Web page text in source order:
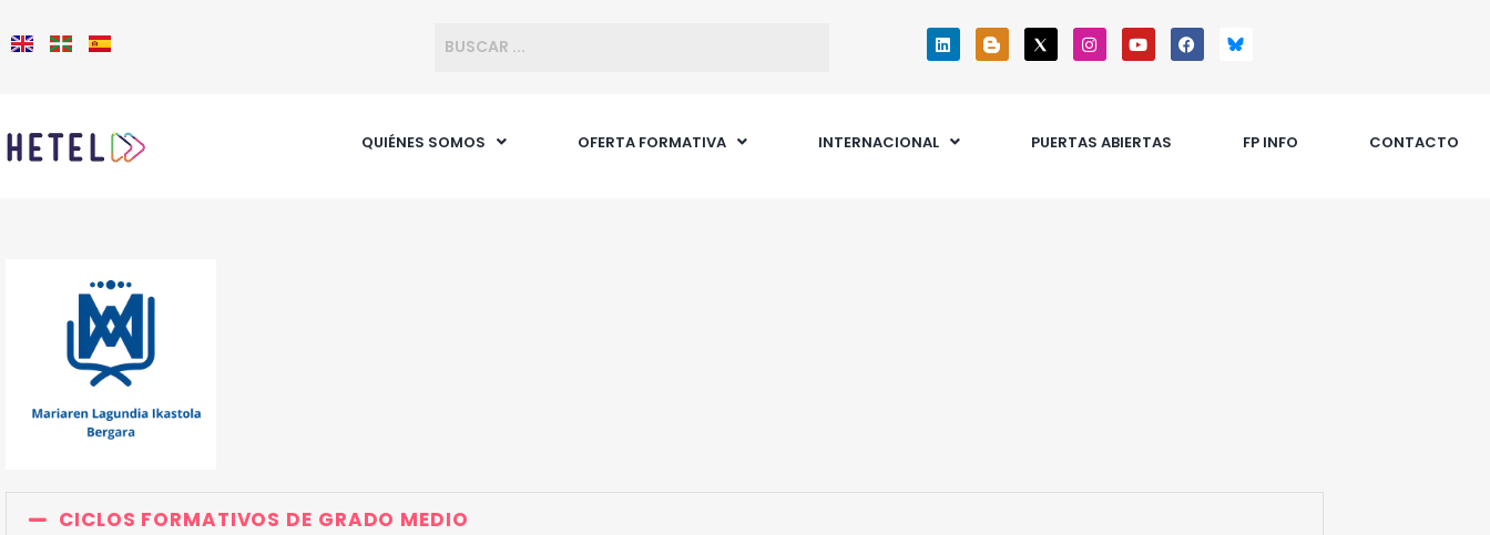
QUIÉNES SOMOS OFERTA FORMATIVA INTERNACIONAL PUERTAS ABIERTAS FP INFO CONTACTO
CICLOS FORMATIVOS DE GRADO MEDIO